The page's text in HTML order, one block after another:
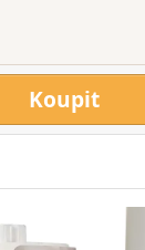
Koupit